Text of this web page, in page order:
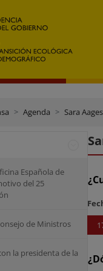
Agenda Sara
Española de
del 25
de Ministros
la presidenta de la